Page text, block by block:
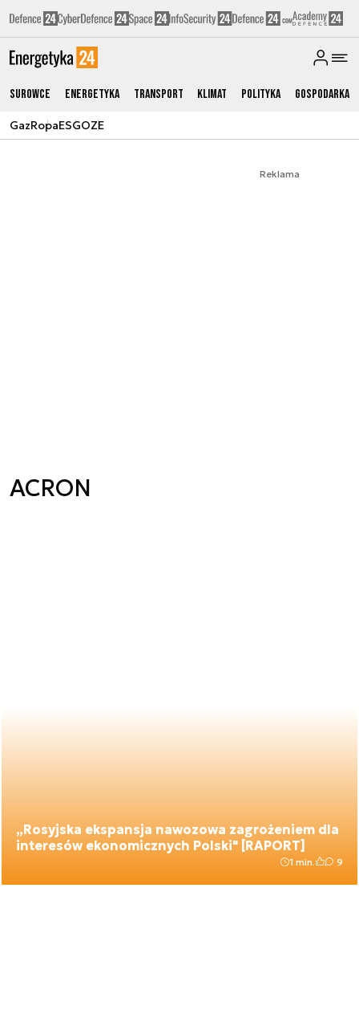
Surowce Energetyka Transport Klimat Polityka Gospodarka
GazRopaESGOZE
Reklama
ACRON
„Rosyjska ekspansja nawozowa zagrożeniem dla
interesów ekonomicznych Polski" [RAPORT]
1 min. 9